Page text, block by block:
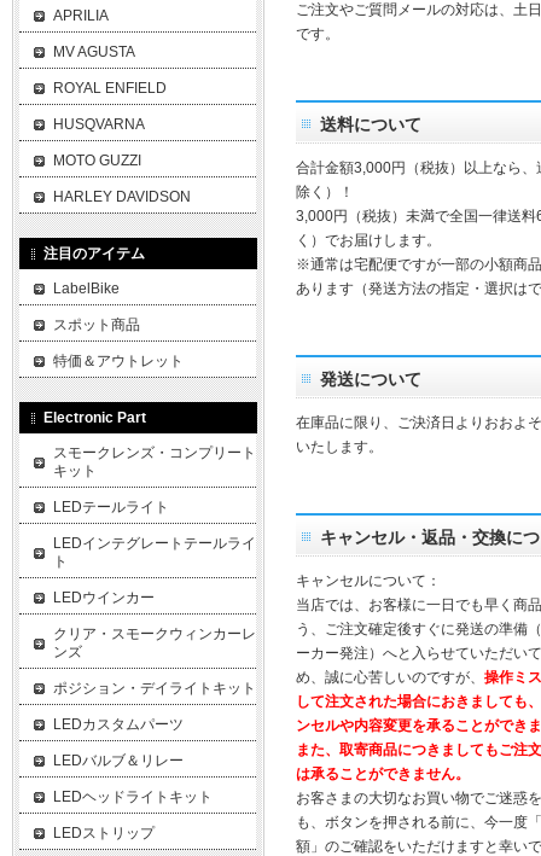
ご注文やご質問メールの対応は、土
です。
送料について
合計金額3,000円（税抜）以上なら
除く）！
3,000円（税抜）未満で全国一律送
く）でお届けします。
※通常は宅配便ですが一部の小額商
あります（発送方法の指定・選択は
発送について
在庫品に限り、ご決済日よりおおよ
いたします。
キャンセル・返品・交換に
キャンセルについて：
当店では、お客様に一日でも早く商
う、ご注文確定後すぐに発送の準備
ーカー発注）へと入らせていただい
め、誠に心苦しいのですが、 操作ミ
して注文された場合におきましても
ンセルや内容変更を承ることができ
また、取寄商品につきましてもご注
は承ることができません。
お客さまの大切なお買い物でご迷惑
も、ボタンを押される前に、今一度
額」のご確認をいただけますと幸い
APRILIA
MV AGUSTA
ROYAL ENFIELD
HUSQVARNA
MOTO GUZZI
HARLEY DAVIDSON
注目のアイテム
LabelBike
スポット商品
特価＆アウトレット
Electronic Part
スモークレンズ・コンプリート
キット
LEDテールライト
LEDインテグレートテールライ
ト
LEDウインカー
クリア・スモークウィンカーレ
ンズ
ポジション・デイライトキット
LEDカスタムパーツ
LEDバルブ＆リレー
LEDヘッドライトキット
LEDストリップ